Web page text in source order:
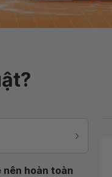
nên hoàn toàn